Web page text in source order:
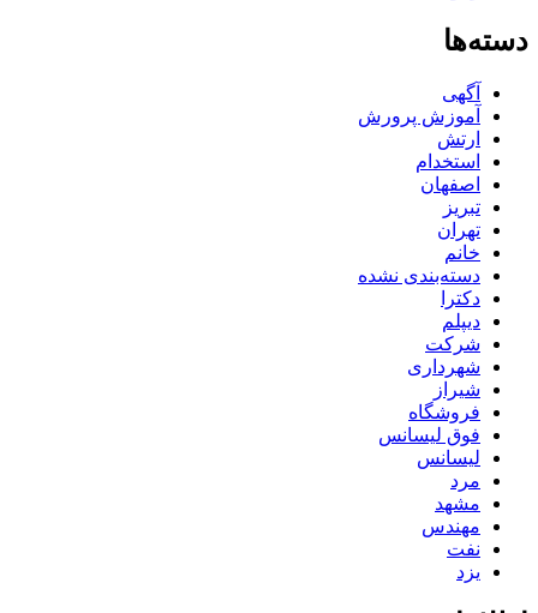
دسته‌ها
آگهی
آموزش پرورش
ارتش
استخدام
اصفهان
تبریز
تهران
خانم
دسته‌بندی نشده
دکترا
دیپلم
شرکت
شهرداری
شیراز
فروشگاه
فوق لیسانس
لیسانس
مرد
مشهد
مهندس
نفت
یزد